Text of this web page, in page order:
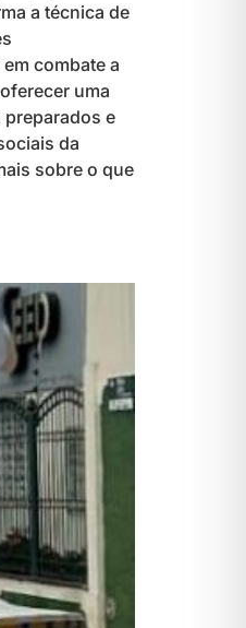
a técnica de
combate a
uma
e
da
sobre o que